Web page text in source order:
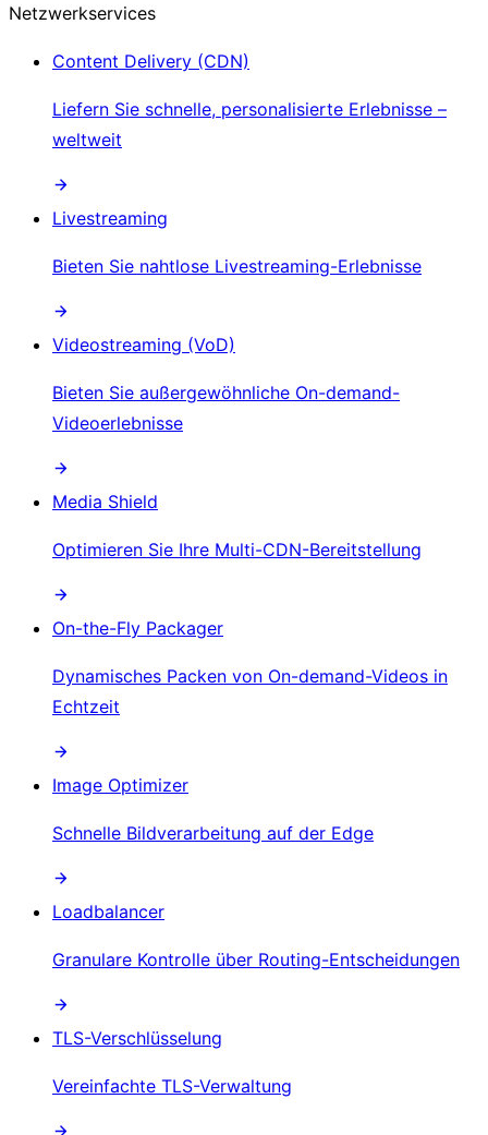
Netzwerkservices
Content Delivery (CDN)
Liefern Sie schnelle, personalisierte Erlebnisse –
weltweit
Livestreaming
Bieten Sie nahtlose Livestreaming-Erlebnisse
Videostreaming (VoD)
Bieten Sie außergewöhnliche On-demand-
Videoerlebnisse
Media Shield
Optimieren Sie Ihre Multi-CDN-Bereitstellung
On-the-Fly Packager
Dynamisches Packen von On-demand-Videos in
Echtzeit
Image Optimizer
Schnelle Bildverarbeitung auf der Edge
Loadbalancer
Granulare Kontrolle über Routing-Entscheidungen
TLS-Verschlüsselung
Vereinfachte TLS-Verwaltung